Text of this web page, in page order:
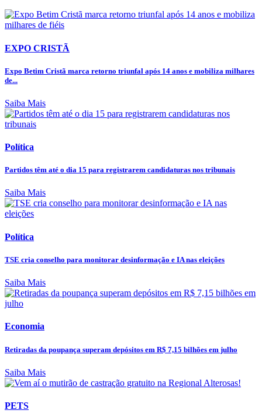
EXPO CRISTÃ
Expo Betim Cristã marca retorno triunfal após 14 anos e mobiliza milhares
de...
Saiba Mais
Política
Partidos têm até o dia 15 para registrarem candidaturas nos tribunais
Saiba Mais
Política
TSE cria conselho para monitorar desinformação e IA nas eleições
Saiba Mais
Economia
Retiradas da poupança superam depósitos em R$ 7,15 bilhões em julho
Saiba Mais
PETS